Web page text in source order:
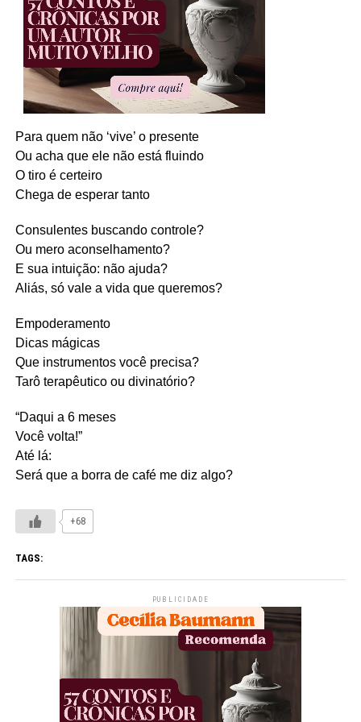
Para quem não ‘vive’ o presente
Ou acha que ele não está fluindo
O tiro é certeiro
Chega de esperar tanto
Consulentes buscando controle?
Ou mero aconselhamento?
E sua intuição: não ajuda?
Aliás, só vale a vida que queremos?
Empoderamento
Dicas mágicas
Que instrumentos você precisa?
Tarô terapêutico ou divinatório?
“Daqui a 6 meses
Você volta!”
Até lá:
Será que a borra de café me diz algo?
+68
TAGS:
PUBLICIDADE